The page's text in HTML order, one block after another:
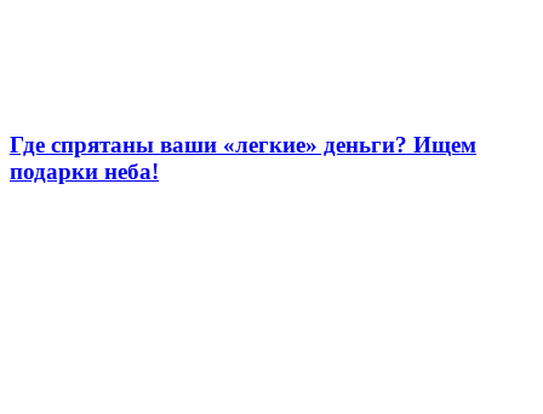
Где спрятаны ваши «легкие» деньги? Ищем
подарки неба!